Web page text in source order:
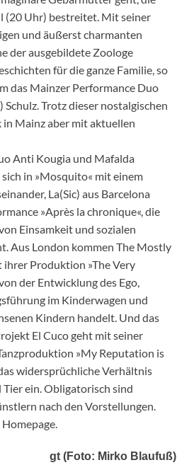
(20 Uhr) bestreitet. Mit seiner
und äußerst charmanten
der ausgebildete Zoologe
für die ganze Familie, so
das Mainzer Performance Duo
Schulz. Trotz dieser nostalgischen
in Mainz aber mit aktuellen
Anti Kougia und Mafalda
in »Mosquito« mit einem
La(Sic) aus Barcelona
»Après la chronique«, die
Einsamkeit und sozialen
Aus London kommen The Mostly
Produktion »The Very
der Entwicklung des Ego,
im Kinderwagen und
Kindern handelt. Und das
El Cuco geht mit seiner
»My Reputation is
widersprüchliche Verhältnis
ein. Obligatorisch sind
nach den Vorstellungen.
gt (Foto: Mirko Blaufuß)